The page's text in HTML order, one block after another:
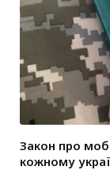
Закон про
кожному